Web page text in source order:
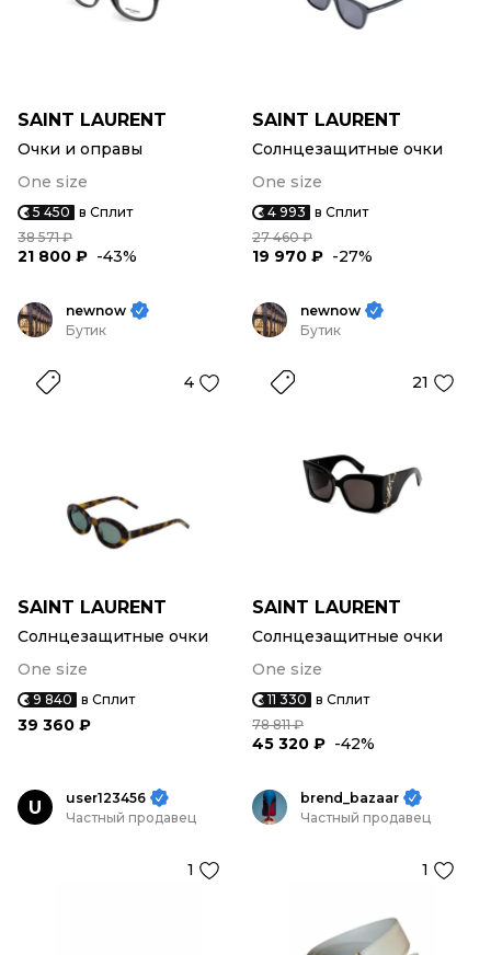
SAINT LAURENT
Очки и оправы
One size
5 450 в Сплит
38 571 ₽
21 800 ₽ -43%
SAINT LAURENT
Солнцезащитные очки
One size
4 993 в Сплит
27 460 ₽
19 970 ₽ -27%
newnow
Бутик
4
SAINT LAURENT
Солнцезащитные очки
One size
9 840 в Сплит
39 360 ₽
newnow
Бутик
21
SAINT LAURENT
Солнцезащитные очки
One size
11 330 в Сплит
78 811 ₽
45 320 ₽ -42%
U
user123456
Частный продавец
1
brend_bazaar
Частный продавец
1